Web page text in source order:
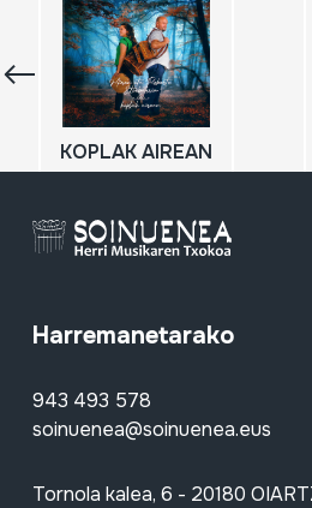
KOPLAK AIREAN
Harremanetarako
943 493 578
soinuenea@soinuenea.eus
Tornola kalea, 6 - 20180